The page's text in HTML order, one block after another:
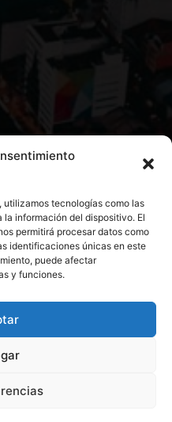
utilizamos tecnologías como las
información del dispositivo. El
permitirá procesar datos como
identificaciones únicas en este
puede afectar
y funciones.